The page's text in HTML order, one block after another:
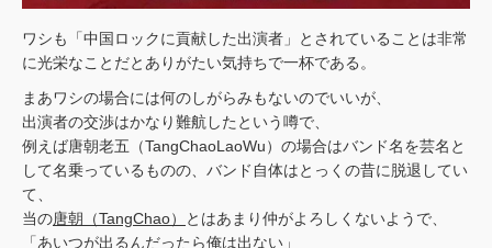
ワシも「中国ロックに貢献した出演者」とされていることは非常
に光栄なことだとありがたい気持ちで一杯である。
まあワシの場合には何のしがらみもないのでいいが、
出演者の交渉はかなり難航したという噂で、
例えば唐朝老五（TangChaoLaoWu）の場合はバンド名を芸名と
して名乗っているものの、バンド自体はとっくの昔に脱退してい
て、
当の唐朝（TangChao）
とはあまり仲がよろしくないようで、
「あいつが出るんだったら俺は出ない」